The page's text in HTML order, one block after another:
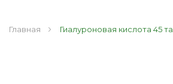
Главная Гиалуроновая кислота 45